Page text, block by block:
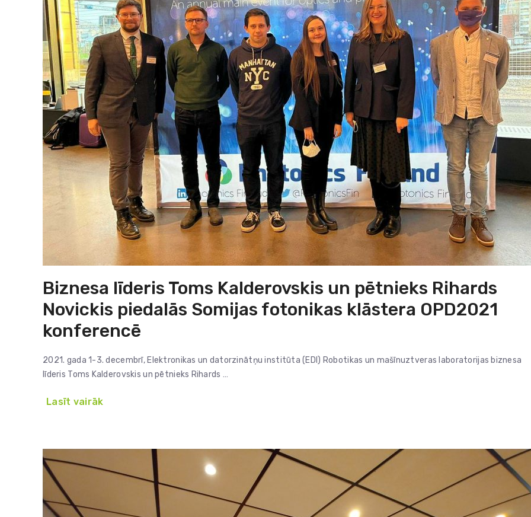
Biznesa līderis Toms Kalderovskis un pētnieks Rihards
Novickis piedalās Somijas fotonikas klāstera OPD2021
konferencē
2021. gada 1-3. decembrī, Elektronikas un datorzinātņu institūta (EDI) Robotikas un mašīnuztveras laboratorijas biznesa
līderis Toms Kalderovskis un pētnieks Rihards …
Lasīt vairāk